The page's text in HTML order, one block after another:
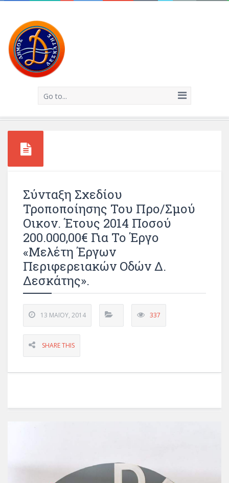
Go to...
Σύνταξη Σχεδίου
Τροποποίησης Του Προ/σμού
Οικον. Έτους 2014 Ποσού
200.000,00€ Για Το Έργο
«Μελέτη Έργων
Περιφερειακών Οδών Δ.
Δεσκάτης».
13 ΜΑΪ́ΟΥ, 2014 337
SHARE THIS